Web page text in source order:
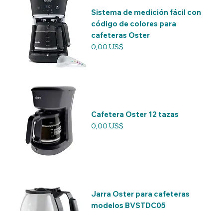
Sistema de medición fácil con
código de colores para
cafeteras Oster
Precio
0,00 US$
Cafetera Oster 12 tazas
Precio
0,00 US$
Jarra Oster para cafeteras
modelos BVSTDC05